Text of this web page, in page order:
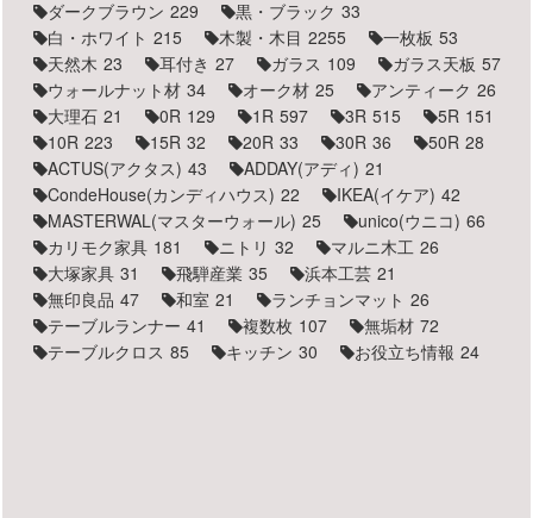
ダークブラウン 229 黒・ブラック 33
白・ホワイト 215 木製・木目 2255 一枚板 53
天然木 23 耳付き 27 ガラス 109 ガラス天板 57
ウォールナット材 34 オーク材 25 アンティーク 26
大理石 21 0R 129 1R 597 3R 515 5R 151
10R 223 15R 32 20R 33 30R 36 50R 28
ACTUS(アクタス) 43 ADDAY(アディ) 21
CondeHouse(カンディハウス) 22 IKEA(イケア) 42
MASTERWAL(マスターウォール) 25 unico(ウニコ) 66
カリモク家具 181 ニトリ 32 マルニ木工 26
大塚家具 31 飛騨産業 35 浜本工芸 21
無印良品 47 和室 21 ランチョンマット 26
テーブルランナー 41 複数枚 107 無垢材 72
テーブルクロス 85 キッチン 30 お役立ち情報 24